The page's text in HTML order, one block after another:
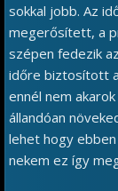
sokkal jobb. Az
megerősített, a
szépen fedezik
időre biztosított
ennél nem
állandóan
lehet hogy
nekem ez így